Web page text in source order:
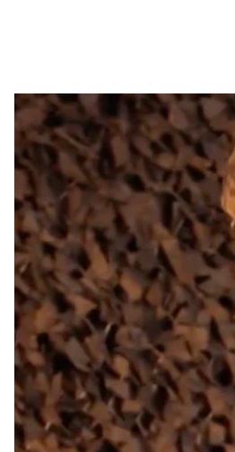
У березні 2025 року в
до Варшави. За пів року
Про це
пише польське
Інформація про зникнення
вже тоді підозрювала, що
з ним.
Після кількох днів